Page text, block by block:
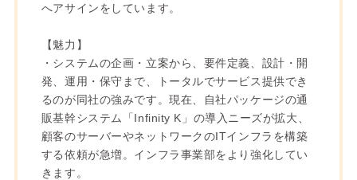
へアサインをしています。
【魅力】
・システムの企画・立案から、要件定義、設計・開
発、運用・保守まで、トータルでサービス提供でき
るのが同社の強みです。現在、自社パッケージの通
販基幹システム「Infinity K」の導入ニーズが拡大、
顧客のサーバーやネットワークのITインフラを構築
する依頼が急増。インフラ事業部をより強化してい
きます。